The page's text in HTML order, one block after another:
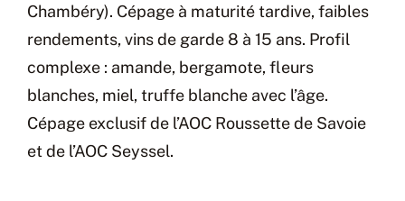
Chambéry). Cépage à maturité tardive, faibles
rendements, vins de garde 8 à 15 ans. Profil
complexe : amande, bergamote, fleurs
blanches, miel, truffe blanche avec l’âge.
Cépage exclusif de l’AOC Roussette de Savoie
et de l’AOC Seyssel.